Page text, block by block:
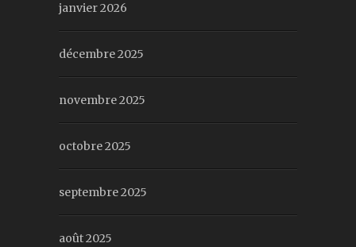
janvier 2026
décembre 2025
novembre 2025
octobre 2025
septembre 2025
août 2025